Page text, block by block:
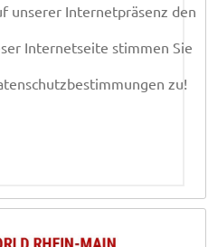
unserer Internetpräsenz den
Internetseite stimmen Sie
zu!